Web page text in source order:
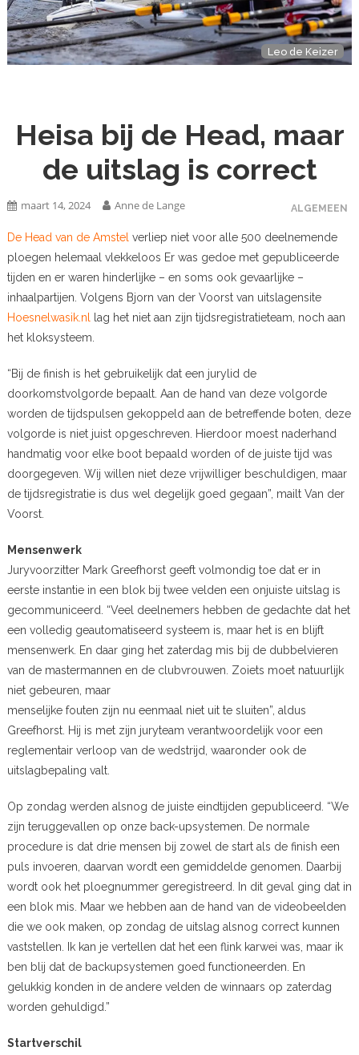
Leo de Keizer
Heisa bij de Head, maar
de uitslag is correct
ALGEMEEN
maart 14, 2024 Anne de Lange
De Head van de Amstel verliep niet voor alle 500 deelnemende
ploegen helemaal vlekkeloos Er was gedoe met gepubliceerde
tijden en er waren hinderlijke – en soms ook gevaarlijke –
inhaalpartijen. Volgens Bjorn van der Voorst van uitslagensite
Hoesnelwasik.nl
lag het niet aan zijn tijdsregistratieteam, noch aan
het kloksysteem.
“Bij de finish is het gebruikelijk dat een jurylid de
doorkomstvolgorde bepaalt. Aan de hand van deze volgorde
worden de tijdspulsen gekoppeld aan de betreffende boten, deze
volgorde is niet juist opgeschreven. Hierdoor moest naderhand
handmatig voor elke boot bepaald worden of de juiste tijd was
doorgegeven. Wij willen niet deze vrijwilliger beschuldigen, maar
de tijdsregistratie is dus wel degelijk goed gegaan”, mailt Van der
Voorst.
Mensenwerk
Juryvoorzitter Mark Greefhorst geeft volmondig toe dat er in
eerste instantie in een blok bij twee velden een onjuiste uitslag is
gecommuniceerd. “Veel deelnemers hebben de gedachte dat het
een volledig geautomatiseerd systeem is, maar het is en blijft
mensenwerk. En daar ging het zaterdag mis bij de dubbelvieren
van de mastermannen en de clubvrouwen. Zoiets moet natuurlijk
niet gebeuren, maar
menselijke fouten zijn nu eenmaal niet uit te sluiten”, aldus
Greefhorst. Hij is met zijn juryteam verantwoordelijk voor een
reglementair verloop van de wedstrijd, waaronder ook de
uitslagbepaling valt.
Op zondag werden alsnog de juiste eindtijden gepubliceerd. “We
zijn teruggevallen op onze back-upsystemen. De normale
procedure is dat drie mensen bij zowel de start als de finish een
puls invoeren, daarvan wordt een gemiddelde genomen. Daarbij
wordt ook het ploegnummer geregistreerd. In dit geval ging dat in
een blok mis. Maar we hebben aan de hand van de videobeelden
die we ook maken, op zondag de uitslag alsnog correct kunnen
vaststellen. Ik kan je vertellen dat het een flink karwei was, maar ik
ben blij dat de backupsystemen goed functioneerden. En
gelukkig konden in de andere velden de winnaars op zaterdag
worden gehuldigd.”
Startverschil